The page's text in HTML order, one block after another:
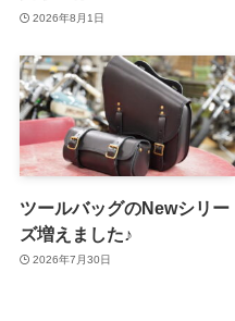
2026年8月1日
ツールバッグのNewシリー
ズ増えました♪
2026年7月30日